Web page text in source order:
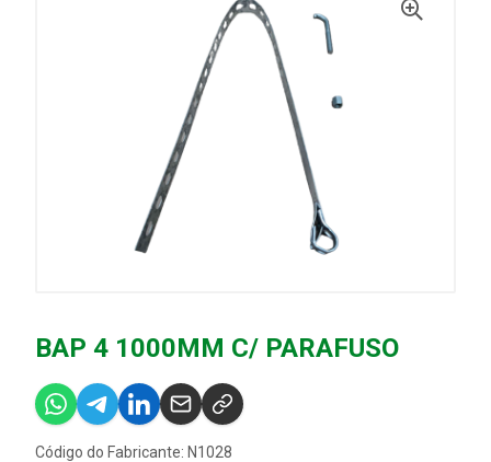
BAP 4 1000MM C/ PARAFUSO
Código do Fabricante: N1028